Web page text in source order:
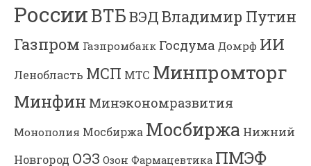
РоссииВТБВЭДВладимир Путин
Газпром Газпромбанк Госдума Домрф ИИ
Ленобласть МСП МТС Минпромторг
Минфин Минэкономразвития
Монополия Мосбиржа Мосбиржа Нижний
Новгород ОЭЗ Озон Фармацевтика ПМЭФ